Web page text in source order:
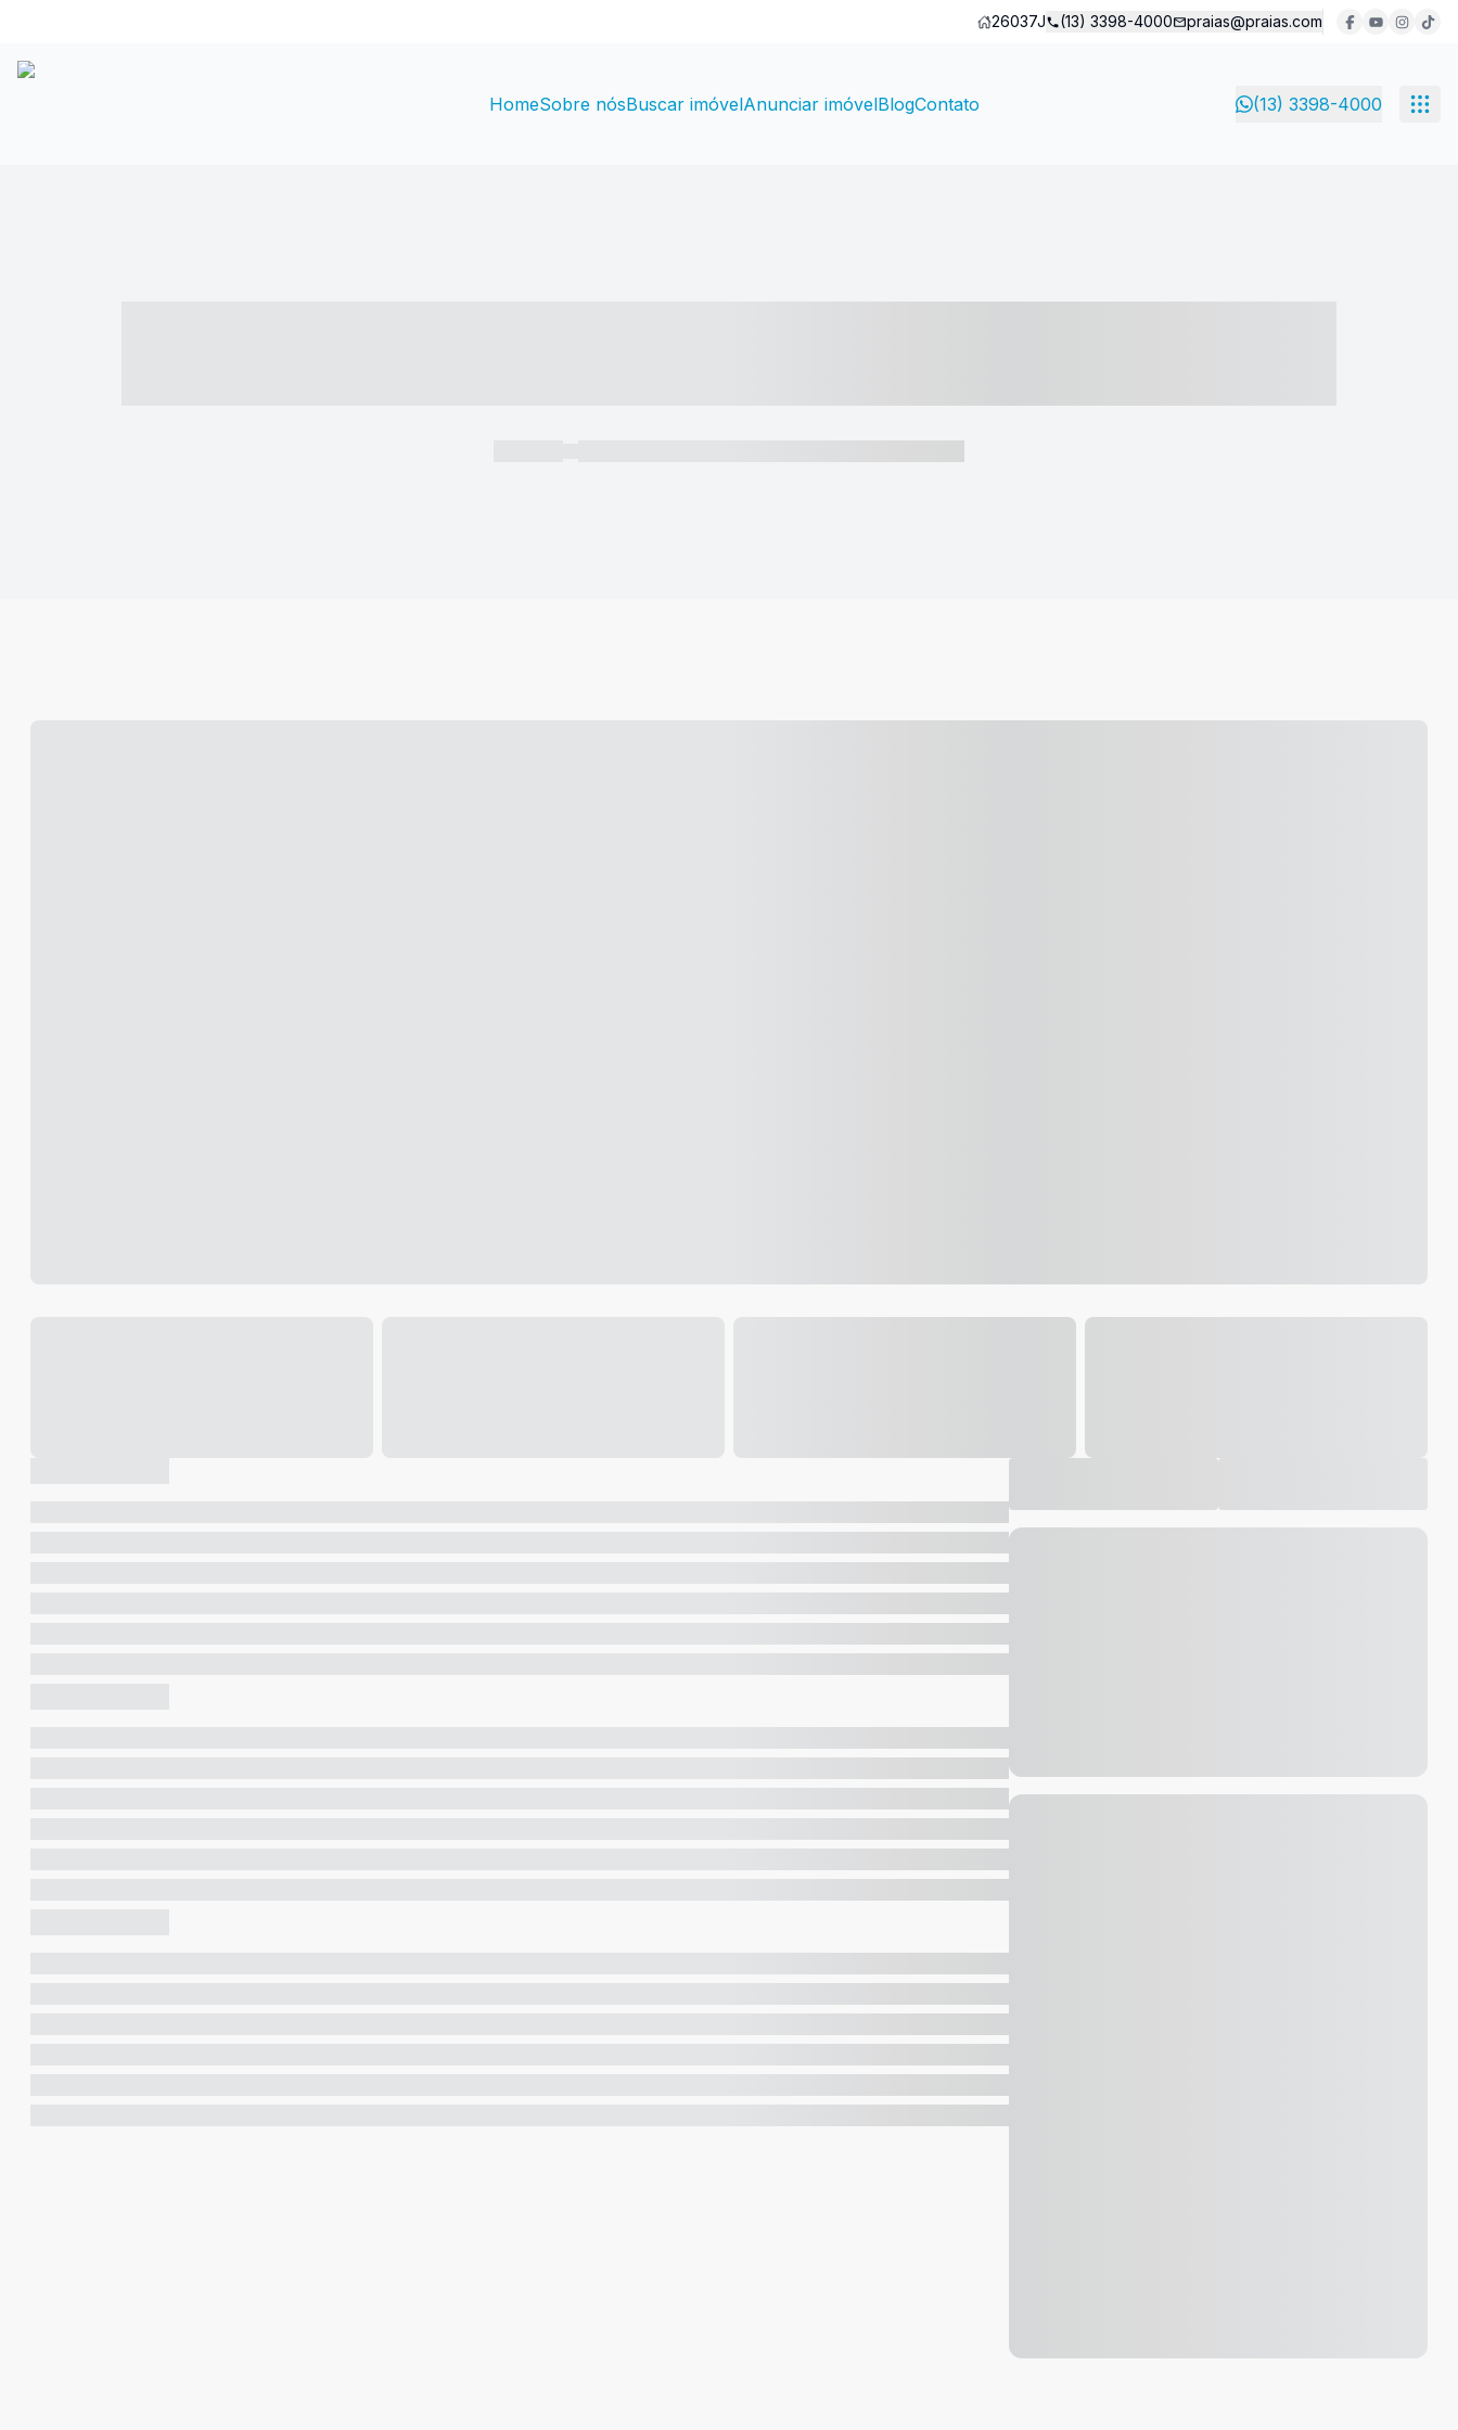
26037J (13) 3398-4000 praias@praias.com
HomeSobre nósBuscar imóvelAnunciar imóvelBlogContato (13) 3398-4000